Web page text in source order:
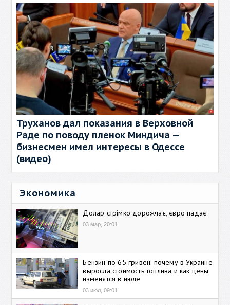
Труханов дал показания в Верховной
Раде по поводу пленок Миндича —
бизнесмен имел интересы в Одессе
(видео)
Экономика
Долар стрімко дорожчає, євро падає
03 мар, 20:01
Бензин по 65 гривен: почему в Украине
выросла стоимость топлива и как цены
изменятся в июле
03 июл, 09:01